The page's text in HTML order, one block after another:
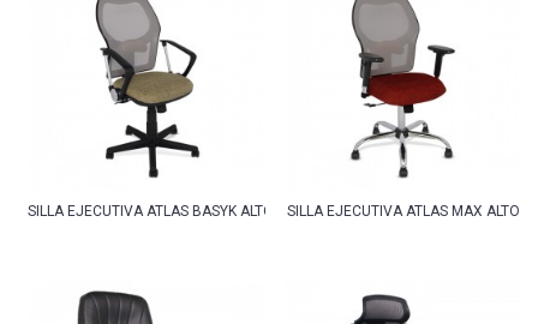
SILLA EJECUTIVA ATLAS BASYK ALTO SILLA EJECUTIVA ATLAS MAX ALTO